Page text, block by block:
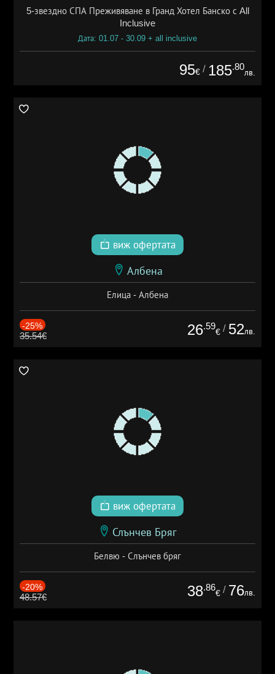
5-звездно СПА Преживяване в Гранд Хотел Банско с All
Inclusive
Дата: 01.07 - 30.09 + all inclusive
95€ / 185.80
лв.
виж офертата
Албена
Елица - Албена
-25%
35.54€ 26.59
€ / 52лв.
виж офертата
Слънчев Бряг
Белвю - Слънчев бряг
-20%
48.57€ 38.86
€ / 76лв.